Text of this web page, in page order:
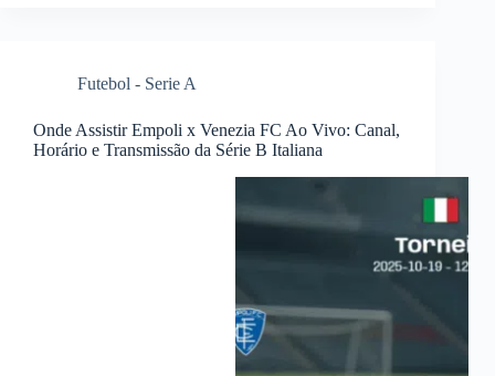
Futebol - Serie A
Onde Assistir Empoli x Venezia FC Ao Vivo: Canal,
Horário e Transmissão da Série B Italiana